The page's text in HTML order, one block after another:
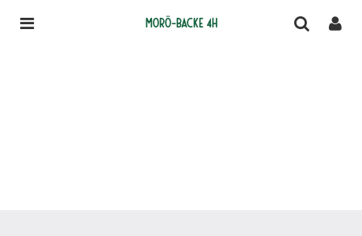
Morö-Backe 4H